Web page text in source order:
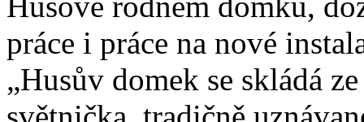
práce i práce na nové
„Husův domek se skládá